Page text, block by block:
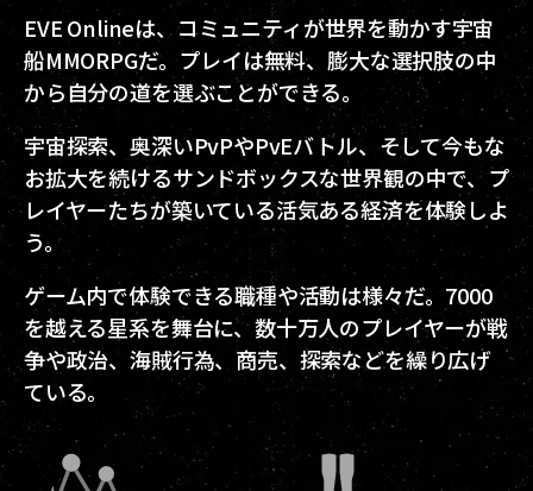
EVE Onlineは、コミュニティが世界を動かす宇宙
船MMORPGだ。プレイは無料、膨大な選択肢の中
から自分の道を選ぶことができる。
宇宙探索、奥深いPvPやPvEバトル、そして今もな
お拡大を続けるサンドボックスな世界観の中で、プ
レイヤーたちが築いている活気ある経済を体験しよ
う。
ゲーム内で体験できる職種や活動は様々だ。7000
を越える星系を舞台に、数十万人のプレイヤーが戦
争や政治、海賊行為、商売、探索などを繰り広げ
ている。